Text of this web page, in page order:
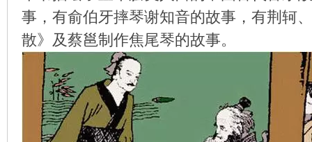
事，有俞伯牙摔琴谢知音的故事，有荆轲
散》及蔡邕制作焦尾琴的故事。